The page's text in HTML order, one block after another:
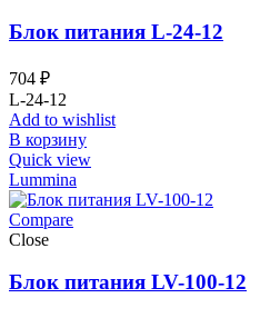
Блок питания L-24-12
704 ₽
L-24-12
Add to wishlist
В корзину
Quick view
Lummina
Compare
Close
Блок питания LV-100-12